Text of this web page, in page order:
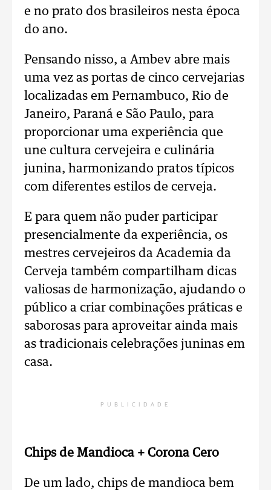
e no prato dos brasileiros nesta época
do ano.
Pensando nisso, a Ambev abre mais
uma vez as portas de cinco cervejarias
localizadas em Pernambuco, Rio de
Janeiro, Paraná e São Paulo, para
proporcionar uma experiência que
une cultura cervejeira e culinária
junina, harmonizando pratos típicos
com diferentes estilos de cerveja.
E para quem não puder participar
presencialmente da experiência, os
mestres cervejeiros da Academia da
Cerveja também compartilham dicas
valiosas de harmonização, ajudando o
público a criar combinações práticas e
saborosas para aproveitar ainda mais
as tradicionais celebrações juninas em
casa.
PUBLICIDADE
Chips de Mandioca + Corona Cero
De um lado, chips de mandioca bem